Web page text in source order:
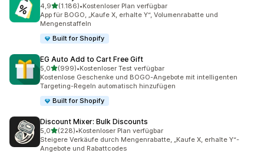
4,9von 5 Sternen
(1.186)
1186 Rezensionen insgesamt
•Kostenloser Plan verfügbar
App für BOGO, „Kaufe X, erhalte Y“, Volumenrabatte und
Mengenstaffeln
Built for Shopify
EG Auto Add to Cart Free Gift
5,0von 5 Sternen
(999)
999 Rezensionen insgesamt
•Kostenloser Test verfügbar
Kostenlose Geschenke und BOGO-Angebote mit intelligenten
Targeting-Regeln automatisch hinzufügen
Built for Shopify
Discount Mixer: Bulk Discounts
5,0von 5 Sternen
(228)
228 Rezensionen insgesamt
•Kostenloser Plan verfügbar
Steigere Verkäufe durch Mengenrabatte, „Kaufe X, erhalte Y“-
Angebote und Rabattcodes